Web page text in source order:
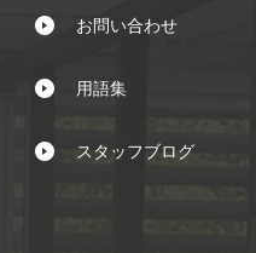
お問い合わせ
用語集
スタッフブログ